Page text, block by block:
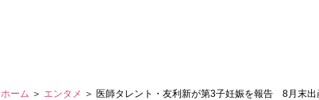
ホーム ＞ エンタメ ＞ 医師タレント・友利新が第3子妊娠を報告 8月末出